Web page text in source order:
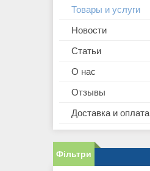
Товары и услуги
Новости
Статьи
О нас
Отзывы
Доставка и оплата
Фільтри